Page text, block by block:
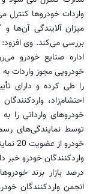
واردات خودروها
میزان آلایندگی
بررسی می‌كند. وی
اداره صنایع خودرو
خودرویی مجوز واردات به
را طی كرده و دارای
توسط نمایندگی‌های
درصد بازار برند